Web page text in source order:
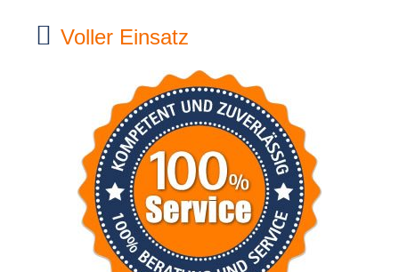
Voller Einsatz